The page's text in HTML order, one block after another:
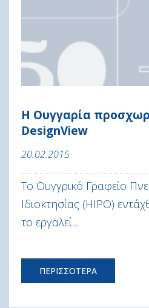
Η Ουγγαρία
DesignView
20.02.2015
Το Ουγγρικό Γραφείο
Ιδιοκτησίας (HIPO)
το εργαλεί...
ΠΕΡΙΣΣΟΤΕΡΑ